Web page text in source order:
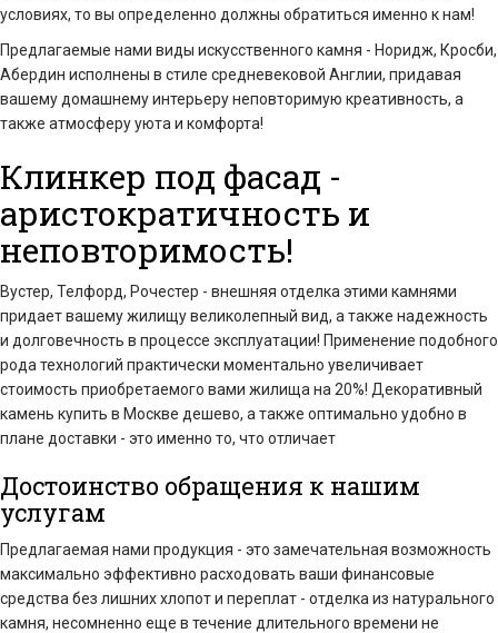
условиях, то вы определенно должны обратиться именно к нам!
Предлагаемые нами виды искусственного камня - Норидж, Кросби,
Абердин исполнены в стиле средневековой Англии, придавая
вашему домашнему интерьеру неповторимую креативность, а
также атмосферу уюта и комфорта!
Клинкер под фасад -
аристократичность и
неповторимость!
Вустер, Телфорд, Рочестер - внешняя отделка этими камнями
придает вашему жилищу великолепный вид, а также надежность
и долговечность в процессе эксплуатации! Применение подобного
рода технологий практически моментально увеличивает
стоимость приобретаемого вами жилища на 20%! Декоративный
камень купить в Москве дешево, а также оптимально удобно в
плане доставки - это именно то, что отличает
Достоинство обращения к нашим
услугам
Предлагаемая нами продукция - это замечательная возможность
максимально эффективно расходовать ваши финансовые
средства без лишних хлопот и переплат - отделка из натурального
камня, несомненно еще в течение длительного времени не